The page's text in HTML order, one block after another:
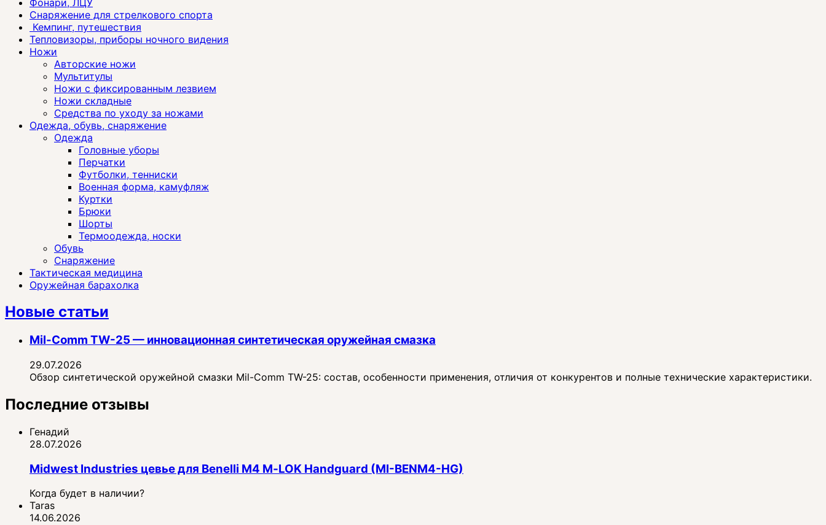
Снаряжение для стрелкового спорта
Кемпинг, путешествия
Тепловизоры, приборы ночного видения
Ножи
Авторские ножи
Мультитулы
Ножи с фиксированным лезвием
Ножи складные
Средства по уходу за ножами
Одежда, обувь, снаряжение
Одежда
Головные уборы
Перчатки
Футболки, тенниски
Военная форма, камуфляж
Куртки
Брюки
Шорты
Термоодежда, носки
Обувь
Снаряжение
Тактическая медицина
Оружейная барахолка
Новые статьи
Mil-Comm TW-25 — инновационная синтетическая оружейная смазка
29.07.2026
Обзор синтетической оружейной смазки Mil-Comm TW-25: состав, особенности применения, отличия от конкурентов и полные технические характеристики.
Последние отзывы
Генадий
28.07.2026
Midwest Industries цевье для Benelli M4 M‑LOK Handguard (MI-BENM4-HG)
Когда будет в наличии?
Taras
14.06.2026